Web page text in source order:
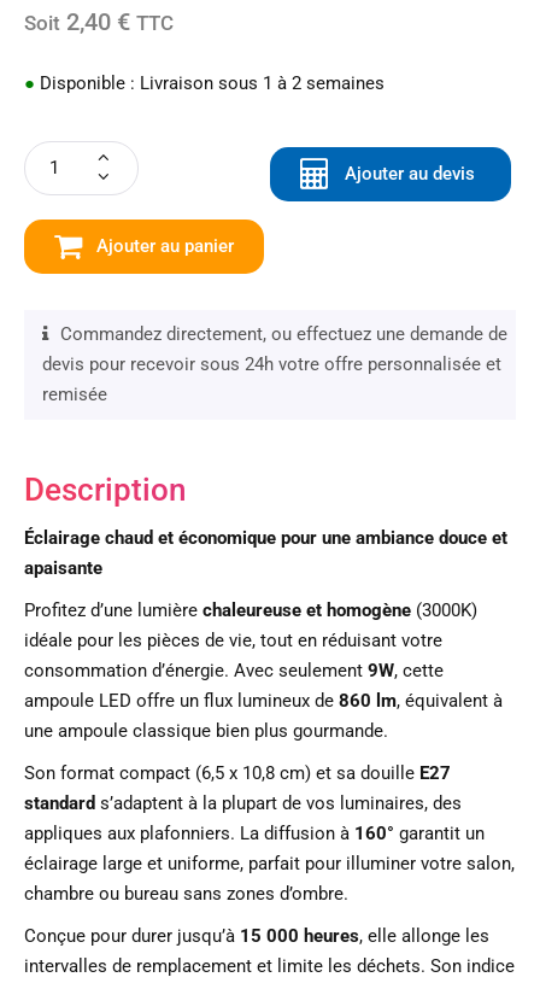
Soit 2,40 € TTC
● Disponible : Livraison sous 1 à 2 semaines
Ajouter au panier
Ajouter au devis
Commandez directement, ou effectuez une demande de
devis pour recevoir sous 24h votre offre personnalisée et
remisée
Description
Éclairage chaud et économique pour une ambiance douce et
apaisante
Profitez d’une lumière chaleureuse et homogène (3000K)
idéale pour les pièces de vie, tout en réduisant votre
consommation d’énergie. Avec seulement 9W, cette
ampoule LED offre un flux lumineux de 860 lm, équivalent à
une ampoule classique bien plus gourmande.
Son format compact (6,5 x 10,8 cm) et sa douille E27
standard s’adaptent à la plupart de vos luminaires, des
appliques aux plafonniers. La diffusion à 160° garantit un
éclairage large et uniforme, parfait pour illuminer votre salon,
chambre ou bureau sans zones d’ombre.
Conçue pour durer jusqu’à 15 000 heures, elle allonge les
intervalles de remplacement et limite les déchets. Son indice